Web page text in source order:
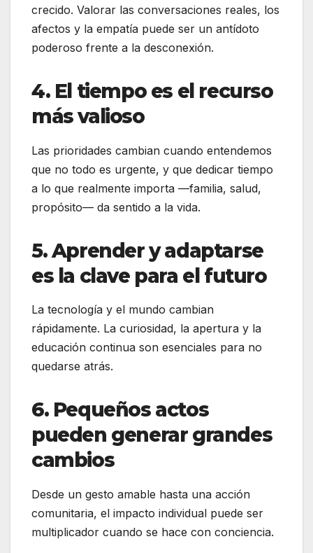
crecido. Valorar las conversaciones reales, los
afectos y la empatía puede ser un antídoto
poderoso frente a la desconexión.
4. El tiempo es el recurso
más valioso
Las prioridades cambian cuando entendemos
que no todo es urgente, y que dedicar tiempo
a lo que realmente importa —familia, salud,
propósito— da sentido a la vida.
5. Aprender y adaptarse
es la clave para el futuro
La tecnología y el mundo cambian
rápidamente. La curiosidad, la apertura y la
educación continua son esenciales para no
quedarse atrás.
6. Pequeños actos
pueden generar grandes
cambios
Desde un gesto amable hasta una acción
comunitaria, el impacto individual puede ser
multiplicador cuando se hace con conciencia.